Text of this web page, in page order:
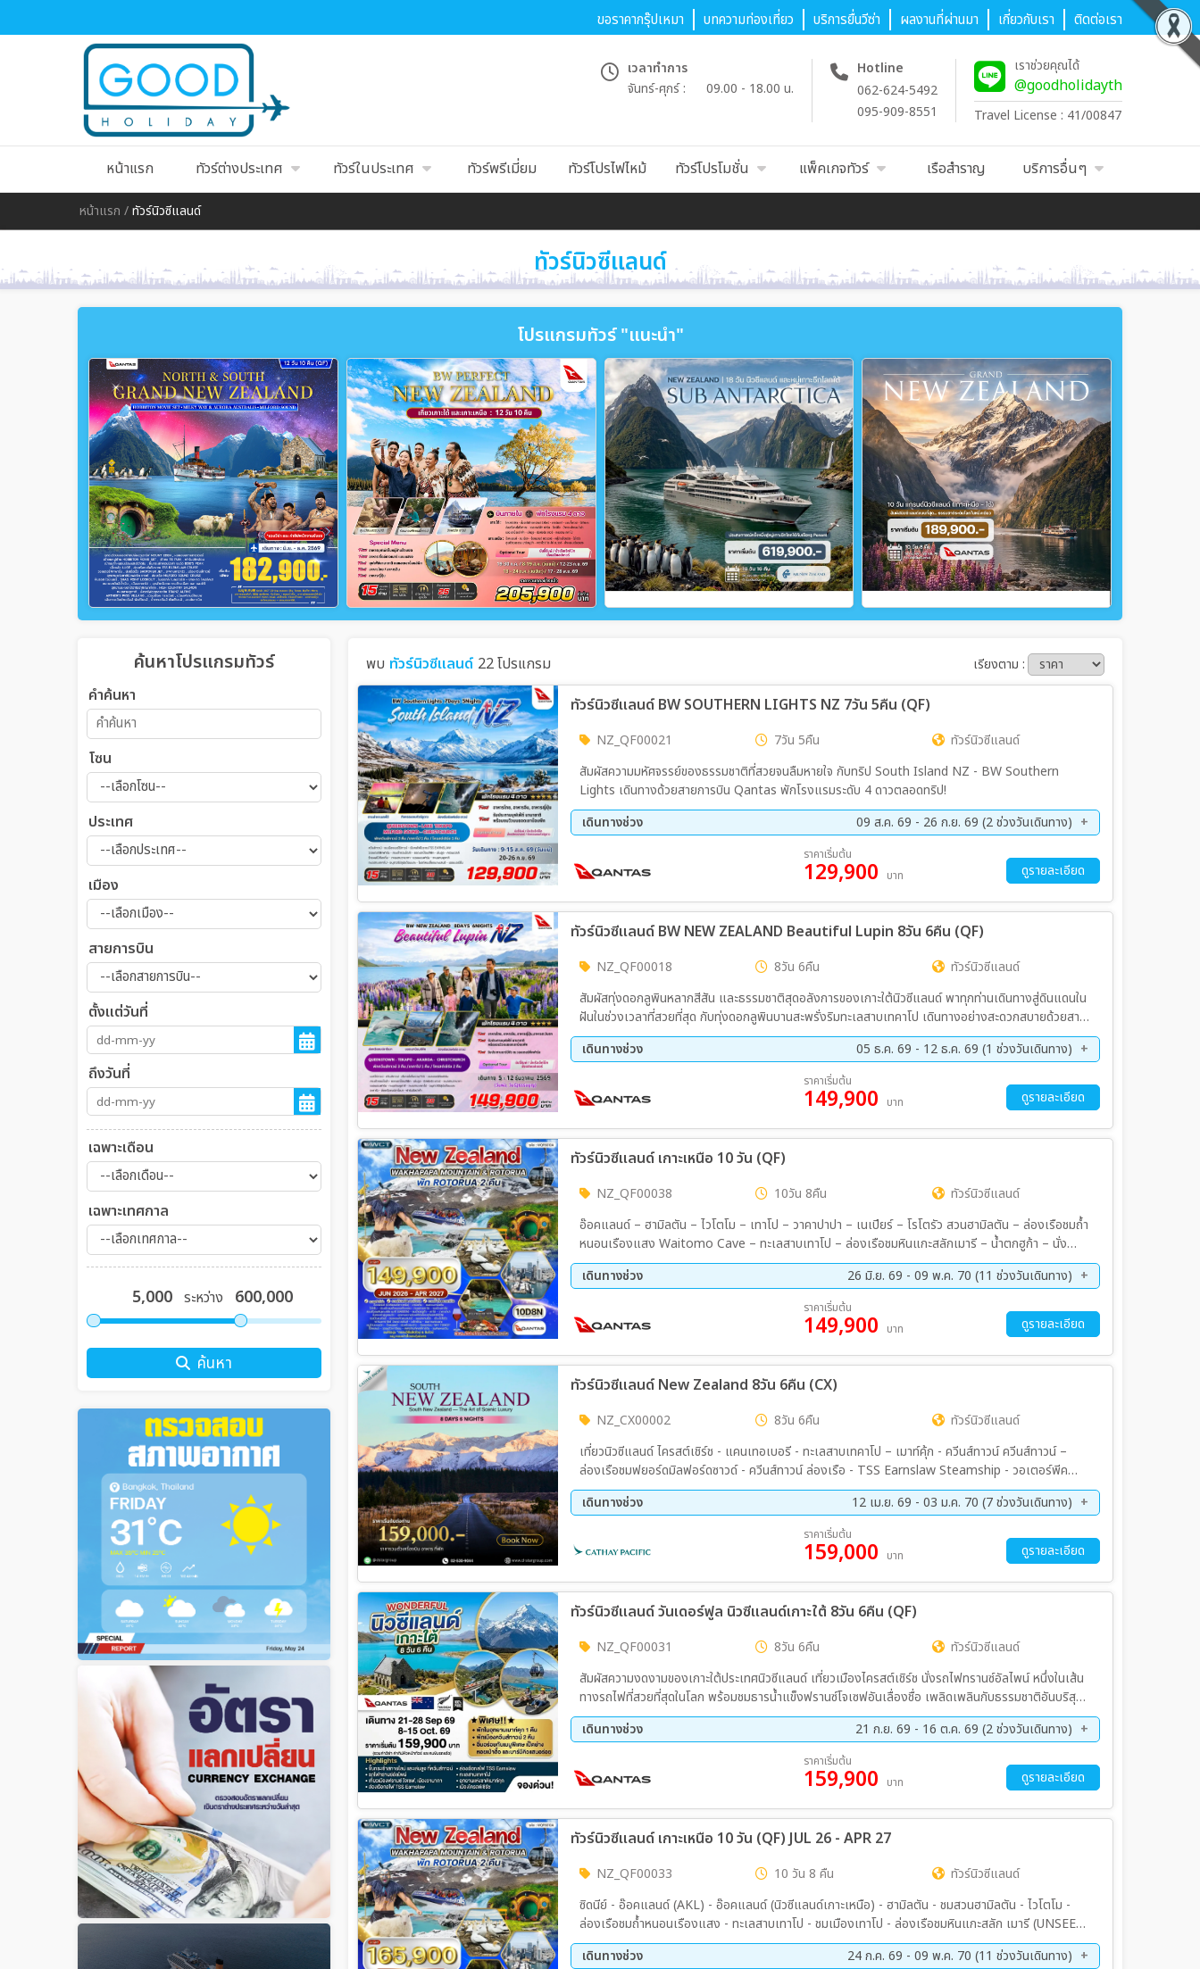
ขอราคากรุ๊ปเหมา บทความท่องเที่ยว บริการยื่นวีซ่า ผลงานที่ผ่านมา เกี่ยวกับเรา ติดต่อเรา
เวลาทำการ
จันทร์-ศุกร์ :
09.00 - 18.00 น.
Hotline
062-624-5492
095-909-8551
เราช่วยคุณได้
@goodholidayth
Travel License : 41/00847
หน้าแรก ทัวร์ต่างประเทศ ทัวร์ในประเทศ ทัวร์พรีเมี่ยม ทัวร์โปรไฟไหม้ ทัวร์โปรโมชั่น แพ็คเกจทัวร์ เรือสำราญ บริการอื่นๆ
หน้าแรก /ทัวร์นิวซีแลนด์
ทัวร์นิวซีแลนด์
โปรแกรมทัวร์ "แนะนำ"
ค้นหาโปรแกรมทัวร์
คำค้นหา
โซน
ประเทศ
เมือง
สายการบิน
ตั้งแต่วันที่
ถึงวันที่
เฉพาะเดือน
เฉพาะเทศกาล
ระหว่าง
ค้นหา
พบ ทัวร์นิวซีแลนด์ 22 โปรแกรม เรียงตาม :
ทัวร์นิวซีแลนด์ BW SOUTHERN LIGHTS NZ 7วัน 5คืน (QF)
NZ_QF00021 7วัน 5คืน
ทัวร์นิวซีแลนด์
สัมผัสความมหัศจรรย์ของธรรมชาติที่สวยจนลืมหายใจ กับทริป South Island NZ - BW Southern
Lights เดินทางด้วยสายการบิน Qantas พักโรงแรมระดับ 4 ดาวตลอดทริป!
เดินทางช่วง
09 ส.ค. 69 - 26 ก.ย. 69 (2 ช่วงวันเดินทาง)
20 ก.ย. 69 - 26 ก.ย. 69
ราคาเริ่มต้น
129,900 บาท ดูรายละเอียด
ทัวร์นิวซีแลนด์ BW NEW ZEALAND Beautiful Lupin 8วัน 6คืน (QF)
NZ_QF00018 8วัน 6คืน
ทัวร์นิวซีแลนด์
สัมผัสทุ่งดอกลูพินหลากสีสัน และธรรมชาติสุดอลังการของเกาะใต้นิวซีแลนด์ พาทุกท่านเดินทางสู่ดินแดนใน
ฝันในช่วงเวลาที่สวยที่สุด กับทุ่งดอกลูพินบานสะพรั่งริมทะเลสาบเทคาโป เดินทางอย่างสะดวกสบายด้วยสาย
การบิน Qantas และพักผ่อนในโรงแรมระดับ 4 ดาวตลอดทริป
เดินทางช่วง
05 ธ.ค. 69 - 12 ธ.ค. 69 (1 ช่วงวันเดินทาง)
ราคาเริ่มต้น
149,900 บาท ดูรายละเอียด
ทัวร์นิวซีแลนด์ เกาะเหนือ 10 วัน (QF)
NZ_QF00038 10วัน 8คืน
ทัวร์นิวซีแลนด์
อ๊อคแลนด์ – ฮามิลตัน – ไวโตโม – เทาโป – วาคาปาปา – เนเปียร์ – โรโตรัว สวนฮามิลตัน – ล่องเรือชมถ้ำ
หนอนเรืองแสง Waitomo Cave – ทะเลสาบเทาโป – ล่องเรือชมหินแกะสลักเมารี – น้ำตกฮูก้า – นั่ง
กระเช้าวาคาปาปา – อุทยานความร้อนใต้ดินโอราเกีย – ชมเมืองเนเปียร์ – แหลมคิดแนปเปอร์ – ชมนกแกน
เน็ต – ชมไร่องุ่น Brookfields Vineyards – ฟาร์มพาราไดซ์ วัลเลย์ สปริงส์ – นั่งกระเช้าชมทะเลสาบโรโต
รัว – กิจกรรมลูจ – ฟาร์มอะโกรโดม – โพลินีเชียน สปา – ศูนย์วัฒนธรรมชาวเมารี Mitai – หมู่บ้านฮอบบิท
– ล่องเรือชมอ่าวโอ๊คแลนด์ – Sky Tower – จุดชมวิวเขาอีเดน – พิพิธภัณฑ์เคลลี่ทาร์ตัน – ชมคิงเพนกวิน
– มานาวาเบย์ พรีเมี่ยมเอาท์เล็ต มื้อพิเศษ : Wine and Dine Tour พร้อมชิมไวน์ – บุฟเฟ่ต์บนยอดเขาโร
โตรัว – บุฟเฟ่ต์อาหารฮังกี พร้อมชมโชว์พื้นเมืองชาวเมารี – ดินเนอร์บน Sky Tower – เมนูหอยเป๋าฮื้อ
และกุ้งมังกร 4 ดาว
เดินทางช่วง
26 มิ.ย. 69 - 09 พ.ค. 70 (11 ช่วงวันเดินทาง)
18 ก.ย. 69 - 27 ก.ย. 69
16 ต.ค. 69 - 25 ต.ค. 69
14 พ.ย. 69 - 23 พ.ย. 69
03 ธ.ค. 69 - 12 ธ.ค. 69
09 เม.ย. 70 - 18 เม.ย. 70
30 เม.ย. 70 - 09 พ.ค. 70
ราคาเริ่มต้น
149,900 บาท ดูรายละเอียด
ทัวร์นิวซีแลนด์ New Zealand 8วัน 6คืน (CX)
NZ_CX00002 8วัน 6คืน
ทัวร์นิวซีแลนด์
เที่ยวนิวซีแลนด์ ไครสต์เชิร์ช - แคนเทอเบอรี - ทะเลสาบเทคาโป – เมาท์คุ้ก - ควีนส์ทาวน์ ควีนส์ทาวน์ –
ล่องเรือชมฟยอร์ดมิลฟอร์ดซาวด์ - ควีนส์ทาวน์ ล่องเรือ - TSS Earnslaw Steamship - วอเตอร์พีค
ฟาร์ม - ชมการตัดขนแกะ - นั่งกระเช้ากอนโดล่า - ขับรถลูจบนเขา ควีนส์ทาวน์ - ทะเลสาบวานาก้า - พัชลิง
เวิลด์ – ฟอกซ์กลาเซีย - ฟรานซ์โจเซฟกลาเซีย ธารน้ำแข็งฟรานซ์โจเซฟ – โฮกิติก้า - รถไฟสายทรานส์อัล
เดินทางช่วง
12 เม.ย. 69 - 03 ม.ค. 70 (7 ช่วงวันเดินทาง)
06 ก.ย. 69 - 13 ก.ย. 69
18 ต.ค. 69 - 25 ต.ค. 69
08 พ.ย. 69 - 15 พ.ย. 69
03 ธ.ค. 69 - 13 ธ.ค. 69
ราคาเริ่มต้น
159,000 บาท ดูรายละเอียด
ทัวร์นิวซีแลนด์ วันเดอร์ฟูล นิวซีแลนด์เกาะใต้ 8วัน 6คืน (QF)
NZ_QF00031 8วัน 6คืน
ทัวร์นิวซีแลนด์
สัมผัสความงดงามของเกาะใต้ประเทศนิวซีแลนด์ เที่ยวเมืองไครสต์เชิร์ช นั่งรถไฟทรานซ์อัลไพน์ หนึ่งในเส้น
ทางรถไฟที่สวยที่สุดในโลก พร้อมชมธารน้ำแข็งฟรานซ์โจเซฟอันเลื่องชื่อ เพลิดเพลินกับธรรมชาติอันบริสุทธิ์
ของเมืองวานาก้า ควีนส์ทาวน์ อุทยานแห่งชาติเมาท์คุก และทะเลสาบเทคาโป พร้อมกิจกรรมสุดประทับใจทั้ง
กระเช้าสกายไลน์ ลูจ และล่องเรือกลไฟโบราณ TSS Earnslaw เดินทางครบทุกไฮไลต์ของเกาะใต้ ทั้งวิว
ภูเขา ทะเลสาบ และธารน้ำแข็ง ในทริปที่ผสมผสานธรรมชาติและประสบการณ์สุดพิเศษได้อย่างลงตัว
เดินทางช่วง
21 ก.ย. 69 - 16 ต.ค. 69 (2 ช่วงวันเดินทาง)
08 ต.ค. 69 - 15 ต.ค. 69
ราคาเริ่มต้น
159,900 บาท ดูรายละเอียด
ทัวร์นิวซีแลนด์ เกาะเหนือ 10 วัน (QF) JUL 26 - APR 27
NZ_QF00033 10 วัน 8 คืน
ทัวร์นิวซีแลนด์
ซิดนีย์ - อ๊อคแลนด์ (AKL) - อ๊อคแลนด์ (นิวซีแลนด์เกาะเหนือ) - ฮามิลตัน - ชมสวนฮามิลตัน - ไวโตโม -
ล่องเรือชมถ้ำหนอนเรืองแสง - ทะเลสาบเทาโป - ชมเมืองเทาโป - ล่องเรือชมหินแกะสลัก เมารี (UNSEEN)
- ชมน้ำตกฮูก้า - เทาโป - วาคาปาปา - อุทยานความร้อนใต้ดินโอราเกีย(Unseen) - ชมเมืองเนเปียร์
เดินทางช่วง
24 ก.ค. 69 - 09 พ.ค. 70 (11 ช่วงวันเดินทาง)